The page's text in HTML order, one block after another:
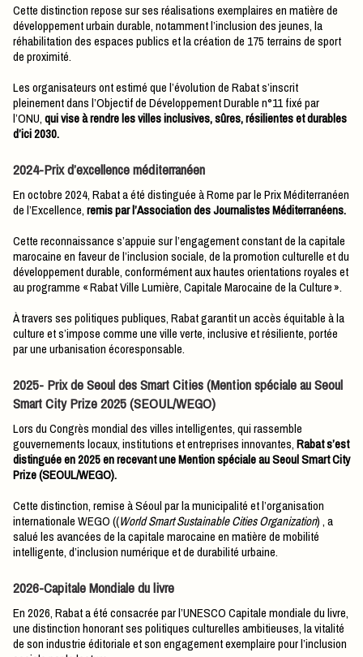
Cette distinction repose sur ses réalisations exemplaires en matière de
développement urbain durable, notamment l’inclusion des jeunes, la
réhabilitation des espaces publics et la création de 175 terrains de sport
de proximité.
Les organisateurs ont estimé que l’évolution de Rabat s’inscrit
pleinement dans l’Objectif de Développement Durable n°11 fixé par
l’ONU,qui vise à rendre les villes inclusives, sûres, résilientes et durables
d’ici 2030.
2024-Prix d’excellence méditerranéen
En octobre 2024, Rabat a été distinguée à Rome par le Prix Méditerranéen
de l’Excellence,remis par l’Association des Journalistes Méditerranéens.
Cette reconnaissance s’appuie sur l’engagement constant de la capitale
marocaine en faveur de l’inclusion sociale, de la promotion culturelle et du
développement durable, conformément aux hautes orientations royales et
au programme « Rabat Ville Lumière, Capitale Marocaine de la Culture ».
À travers ses politiques publiques, Rabat garantit un accès équitable à la
culture et s’impose comme une ville verte, inclusive et résiliente, portée
par une urbanisation écoresponsable.
2025- Prix de Seoul des Smart Cities (Mention spéciale au Seoul
Smart City Prize 2025 (SEOUL/WEGO)
Lors du Congrès mondial des villes intelligentes, qui rassemble
gouvernements locaux, institutions et entreprises innovantes,Rabat s’est
distinguée en 2025 en recevant une Mention spéciale au Seoul Smart City
Prize (SEOUL/WEGO).
Cette distinction, remise à Séoul par la municipalité et l’organisation
internationale WEGO ((World Smart Sustainable Cities Organization) , a
salué les avancées de la capitale marocaine en matière de mobilité
intelligente, d’inclusion numérique et de durabilité urbaine.
2026-Capitale Mondiale du livre
En 2026, Rabat a été consacrée par l’UNESCO Capitale mondiale du livre,
une distinction honorant ses politiques culturelles ambitieuses, la vitalité
de son industrie éditoriale et son engagement exemplaire pour l’inclusion